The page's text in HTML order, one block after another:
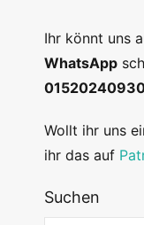
Ihr könnt uns
WhatsApp
Wollt ihr uns
ihr das auf
Suchen